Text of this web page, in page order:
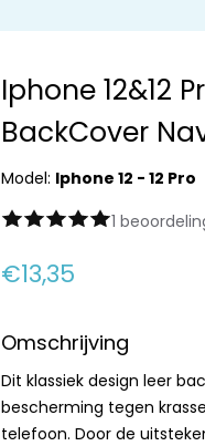
Iphone 12&12
BackCover
Model: Iphone 12 - 12 Pro
1
€13,35
Omschrijving
Dit klassiek design leer
bescherming tegen
telefoon. Door de